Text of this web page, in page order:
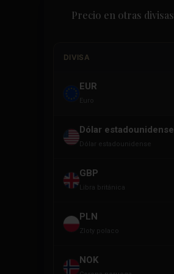
Precio en otras divisas
DIVISA
EUR
Euro
Dólar estadounidense
Dólar estadounidense
GBP
Libra británica
PLN
Zloty polaco
NOK